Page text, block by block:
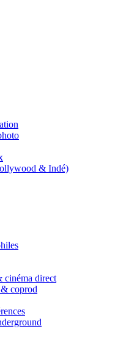
& Indé)
cinéma direct
coprod